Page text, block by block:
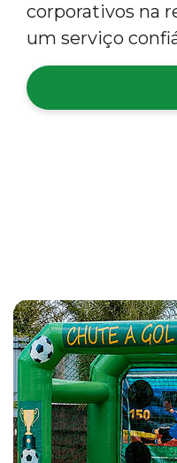
corporativos na
um serviço